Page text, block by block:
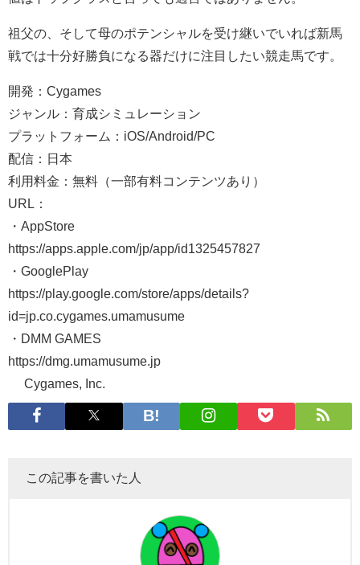
祖父の、そして母のポテンシャルを受け継いでいれば新馬
戦では十分好勝負になる器だけに注目したい競走馬です。
開発：Cygames
ジャンル：育成シミュレーション
プラットフォーム：iOS/Android/PC
配信：日本
利用料金：無料（一部有料コンテンツあり）
URL：
・AppStore
https://apps.apple.com/jp/app/id1325457827
・GooglePlay
https://play.google.com/store/apps/details?
id=jp.co.cygames.umamusume
・DMM GAMES
https://dmg.umamusume.jp
© Cygames, Inc.
この記事を書いた人